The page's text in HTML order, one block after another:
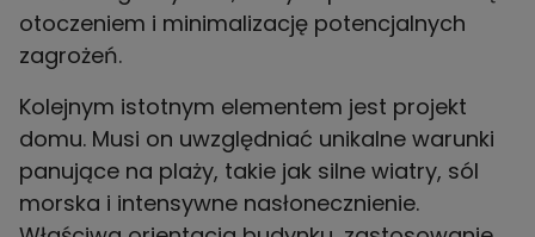
otoczeniem i minimalizację potencjalnych
zagrożeń.
Kolejnym istotnym elementem jest projekt
domu. Musi on uwzględniać unikalne warunki
panujące na plaży, takie jak silne wiatry, sól
morska i intensywne nasłonecznienie.